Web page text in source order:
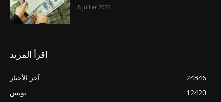
8 juillet 2026
اقرأ المزيد
آخر الأخبار
24346
تونس
12420